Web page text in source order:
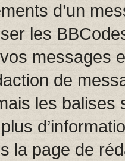
d’un
les
messages
de
les
la page de